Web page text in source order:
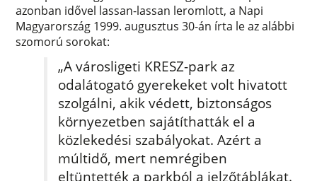
azonban idővel lassan-lassan leromlott, a Napi
Magyarország 1999. augusztus 30-án írta le az alábbi
szomorú sorokat:
„A városligeti KRESZ-park az
odalátogató gyerekeket volt hivatott
szolgálni, akik védett, biztonságos
környezetben sajátíthatták el a
közlekedési szabályokat. Azért a
múltidő, mert nemrégiben
eltüntették a parkból a jelzőtáblákat.